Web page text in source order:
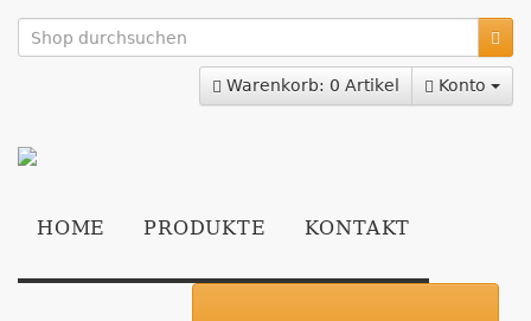
zum
Hauptinhalt
Warenkorb: 0 Artikel Konto
HOME PRODUKTE KONTAKT